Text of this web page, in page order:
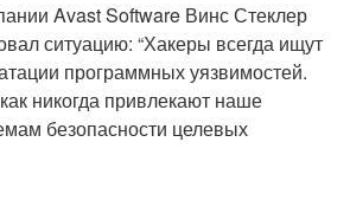
Avast Software Винс Стеклер
ситуацию: “Хакеры всегда ищут
программных уязвимостей.
никогда привлекают наше
безопасности целевых